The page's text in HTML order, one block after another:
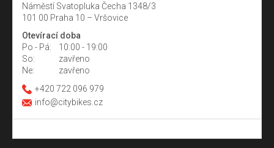
Náměstí Svatopluka Čecha 1348/3
101 00 Praha 10 – Vršovice
Otevírací doba
Po - Pá:
10:00 - 19:00
So:
zavřeno
Ne:
zavřeno
+420 722 096 979
info@citybikes.cz